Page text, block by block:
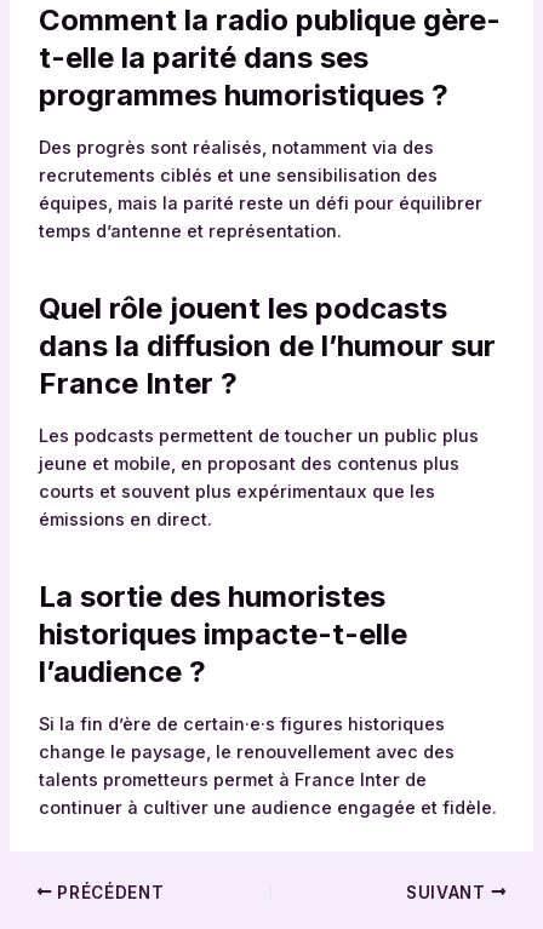
Comment la radio publique gère-
t-elle la parité dans ses
programmes humoristiques ?
Des progrès sont réalisés, notamment via des
recrutements ciblés et une sensibilisation des
équipes, mais la parité reste un défi pour équilibrer
temps d’antenne et représentation.
Quel rôle jouent les podcasts
dans la diffusion de l’humour sur
France Inter ?
Les podcasts permettent de toucher un public plus
jeune et mobile, en proposant des contenus plus
courts et souvent plus expérimentaux que les
émissions en direct.
La sortie des humoristes
historiques impacte-t-elle
l’audience ?
Si la fin d’ère de certain·e·s figures historiques
change le paysage, le renouvellement avec des
talents prometteurs permet à France Inter de
continuer à cultiver une audience engagée et fidèle.
PRÉCÉDENT SUIVANT